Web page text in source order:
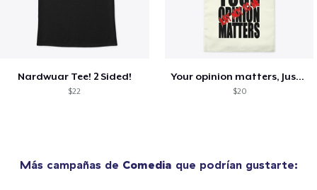
Nardwuar Tee! 2 Sided!
$22
Your opinion matters, Just not to me!
$20
Más campañas de Comedia que podrían gustarte: